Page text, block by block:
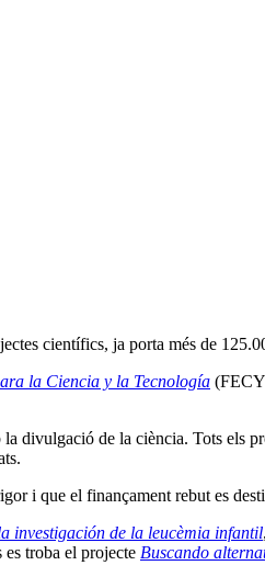
científics, ja porta més de
la Ciencia y la Tecnología
divulgació de la ciència. Tots els
i que el finançament rebut es
investigación de la leucèmia infantil
troba el projecte Buscando